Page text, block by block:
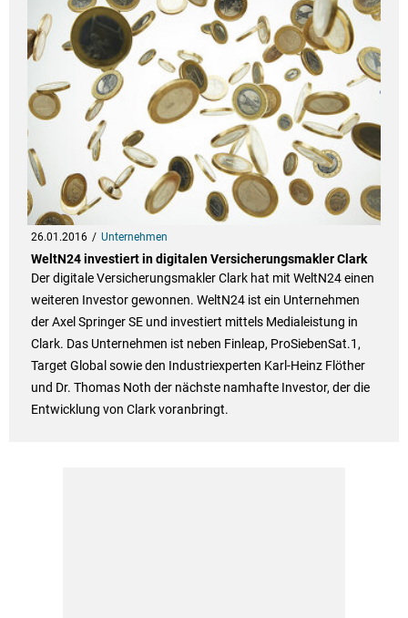
26.01.2016 Unternehmen
WeltN24 investiert in digitalen Versicherungsmakler Clark
Der digitale Versicherungsmakler Clark hat mit WeltN24 einen
weiteren Investor gewonnen. WeltN24 ist ein Unternehmen
der Axel Springer SE und investiert mittels Medialeistung in
Clark. Das Unternehmen ist neben Finleap, ProSiebenSat.1,
Target Global sowie den Industriexperten Karl-Heinz Flöther
und Dr. Thomas Noth der nächste namhafte Investor, der die
Entwicklung von Clark voranbringt.